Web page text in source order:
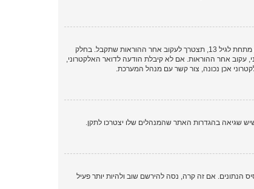
ראשית, בדוק את שם המשתמש והססמה שהזנת. אם הם נכונים, אז כנראה ואת מהדברים הבאים קרה. אם מערכת ה־COPPA פועלת במערכת ובהרשמה סימנת שאתה מתחת לגיל 13, תצטרך לעקוב אחר ההוראות שתקבל. בחלק
עקוב אחר ההוראות. אם לא קיבלת הודעה לדואר האלקטרוני,
אכן נכונה, צור קשר עם מנהל המערכת.
אם זה קרה, נסה להירשם שוב ולהיות יותר פעיל